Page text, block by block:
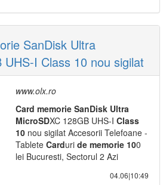
SanDisk Ultra
UHS-I Class 10 nou sigilat
www.olx.ro
Card memorie SanDisk Ultra
MicroSDXC 128GB UHS-I Class
10 nou sigilat Accesorii Telefoane -
Tablete Carduri de memorie 100
lei Bucuresti, Sectorul 2 Azi
04.06|10:49